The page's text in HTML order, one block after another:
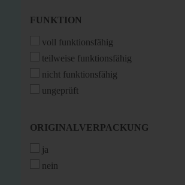
FUNKTION
FUNKTION
voll funktionsfähig
teilweise funktionsfähig
nicht funktionsfähig
ungeprüft
ORIGINALVERPACKUNG
ORIGINALVERPACKUNG
ja
nein